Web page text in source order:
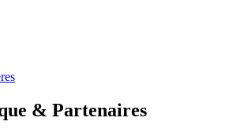
& Partenaires